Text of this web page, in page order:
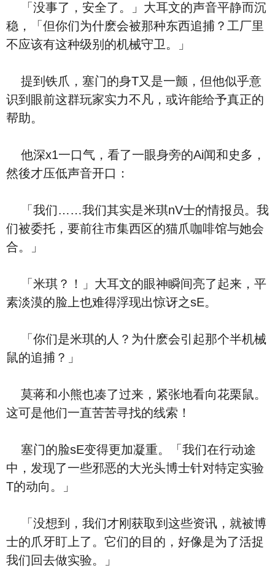
「没事了，安全了。」大耳文的声音平静而沉
稳，「但你们为什麽会被那种东西追捕？工厂里
不应该有这种级别的机械守卫。」
提到铁爪，塞门的身T又是一颤，但他似乎意
识到眼前这群玩家实力不凡，或许能给予真正的
帮助。
他深x1一口气，看了一眼身旁的Ai闻和史多，
然後才压低声音开口：
「我们……我们其实是米琪nV士的情报员。我
们被委托，要前往市集西区的猫爪咖啡馆与她会
合。」
「米琪？！」大耳文的眼神瞬间亮了起来，平
素淡漠的脸上也难得浮现出惊讶之sE。
「你们是米琪的人？为什麽会引起那个半机械
鼠的追捕？」
莫蒋和小熊也凑了过来，紧张地看向花栗鼠。
这可是他们一直苦苦寻找的线索！
塞门的脸sE变得更加凝重。「我们在行动途
中，发现了一些邪恶的大光头博士针对特定实验
T的动向。」
「没想到，我们才刚获取到这些资讯，就被博
士的爪牙盯上了。它们的目的，好像是为了活捉
我们回去做实验。」